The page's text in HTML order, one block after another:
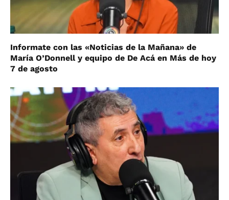
Informate con las «Noticias de la Mañana» de
María O’Donnell y equipo de De Acá en Más de hoy
7 de agosto